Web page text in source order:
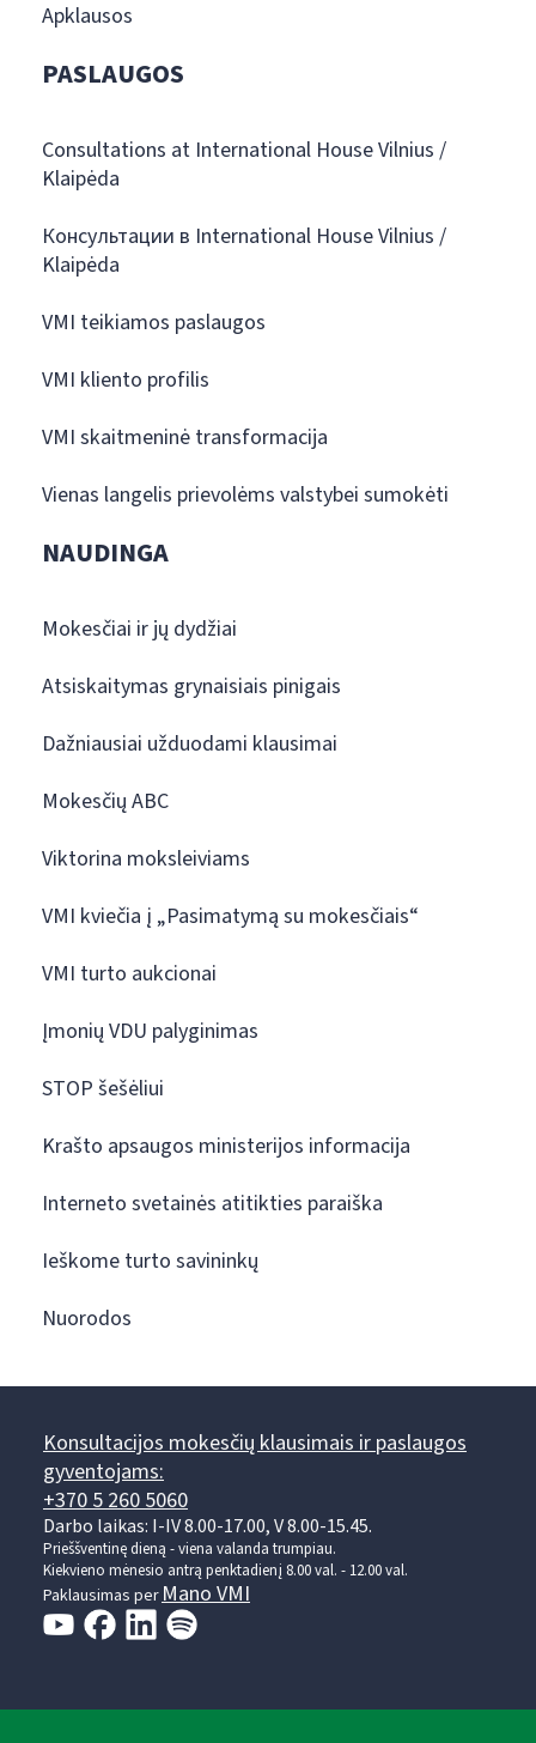
Apklausos
PASLAUGOS
Consultations at International House Vilnius /
Klaipėda
Консультации в International House Vilnius /
Klaipėda
VMI teikiamos paslaugos
VMI kliento profilis
VMI skaitmeninė transformacija
Vienas langelis prievolėms valstybei sumokėti
NAUDINGA
Mokesčiai ir jų dydžiai
Atsiskaitymas grynaisiais pinigais
Dažniausiai užduodami klausimai
Mokesčių ABC
Viktorina moksleiviams
VMI kviečia į „Pasimatymą su mokesčiais“
VMI turto aukcionai
Įmonių VDU palyginimas
STOP šešėliui
Krašto apsaugos ministerijos informacija
Interneto svetainės atitikties paraiška
Ieškome turto savininkų
Nuorodos
Konsultacijos mokesčių klausimais ir paslaugos
gyventojams:
+370 5 260 5060
Darbo laikas: I-IV 8.00-17.00, V 8.00-15.45.
Prieššventinę dieną - viena valanda trumpiau.
Kiekvieno mėnesio antrą penktadienį 8.00 val. - 12.00 val.
Paklausimas perMano VMI